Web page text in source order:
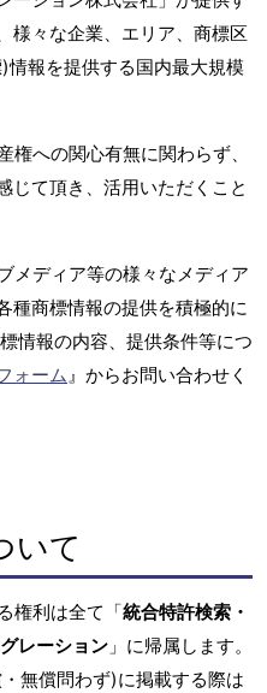
様々な企業、エリア、商標区
報を提供する国内最大規模
への関心有無に関わらず、
じて頂き、活用いただくこと
メディア等の様々なメディア
種商標情報の提供を積極的に
情報の内容、提供条件等につ
ォーム 』からお問い合わせく
いて
権利は全て「統合特許検索・
レーション 」に帰属します。
無償問わず)に掲載する際は